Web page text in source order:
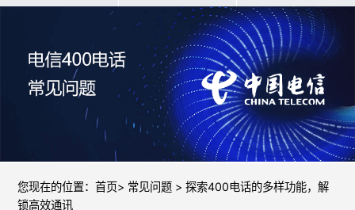
您现在的位置： 首页> 常见问题> 探索400电话的多样功能，解
锁高效通讯